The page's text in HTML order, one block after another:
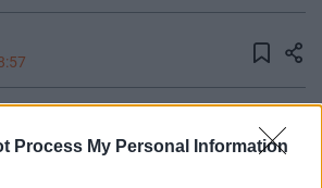
Process My Personal Information
- értesült a Népszabadság. A